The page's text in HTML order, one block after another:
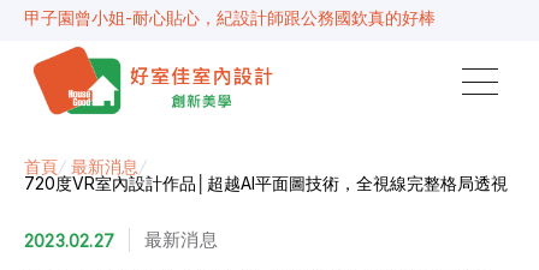
甲子園曾小姐-耐心貼心，紀設計師跟公務國欽真的好棒
紐約上城鄭先生-溝通都很即時跟順暢，預算符合期待
台北京城陳小姐-感謝設計師隨時解決問題，案子很順利
新店高先生-設計師與工務常到案場，流程專業順利
景安捷作陳小姐-專業團隊，設計到完工都有達到所求
超級F1歐小姐-設計跟材料的品質都很優質，建議實用
毛胚屋裝修推薦，設計師與工務完美配合，效果非常滿意
【裝修貸款】最高200萬，50萬以下最快2小時核貸
首頁/ 最新消息 /
720度VR室內設計作品│超越AI平面圖技術，全視線完整格局透視
2023.02.27 最新消息